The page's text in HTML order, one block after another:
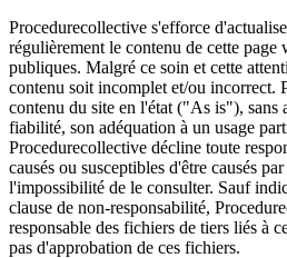
Procedurecollective s'efforce
régulièrement le contenu de cette page
publiques. Malgré ce soin et cette
contenu soit incomplet et/ou incorrect.
contenu du site en l'état ("As is"), sans
fiabilité, son adéquation à un usage
Procedurecollective décline toute
causés ou susceptibles d'être causés
l'impossibilité de le consulter. Sauf
clause de non-responsabilité,
responsable des fichiers de tiers liés à
pas d'approbation de ces fichiers.